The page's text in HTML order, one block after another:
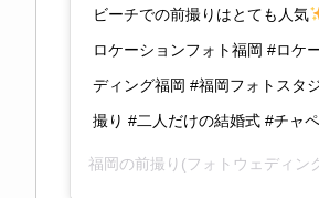
ビーチでの前撮りはとても人気
ロケーションフォト福岡 #ロ
ディング福岡 #福岡フォトスタ
撮り #二人だけの結婚式 #チャ
福岡の前撮り(フォトウェディン